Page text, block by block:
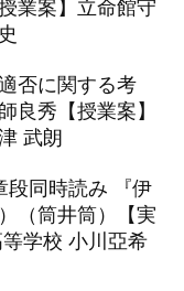
業案】立命館守
否に関する考
秀【授業案】
武朗
段同時読み 『伊
（筒井筒）【実
学校 小川亞希